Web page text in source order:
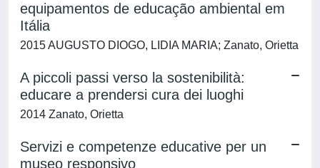
equipamentos de educação ambiental em
Itália
2015 AUGUSTO DIOGO, LIDIA MARIA; Zanato, Orietta
A piccoli passi verso la sostenibilità:
educare a prendersi cura dei luoghi
2014 Zanato, Orietta
Servizi e competenze educative per un
museo responsivo